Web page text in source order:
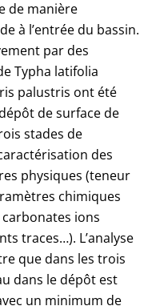
de manière
à l’entrée du bassin.
par des
Typha latifolia
palustris ont été
de surface de
stades de
des
physiques (teneur
chimiques
ions
traces…). L’analyse
que dans les trois
dans le dépôt est
un minimum de